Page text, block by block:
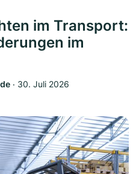
im Transport:
im
‧ 30. Juli 2026